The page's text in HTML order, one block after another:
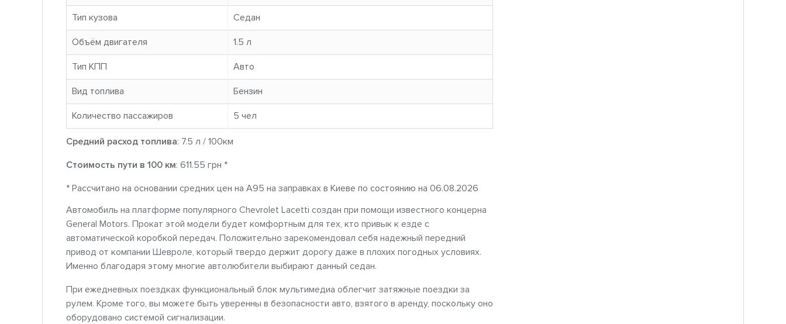
Тип кузова Седан
Объём двигателя 1.5 л
Тип КПП Авто
Вид топлива Бензин
Количество пассажиров 5 чел
Средний расход топлива: 7.5 л / 100км
Стоимость пути в 100 км: 611.55 грн *
* Рассчитано на основании средних цен на A95 на заправках в Киеве по состоянию на 06.08.2026
Автомобиль на платформе популярного Chevrolet Lacetti создан при помощи известного концерна
General Motors. Прокат этой модели будет комфортным для тех, кто привык к езде с
автоматической коробкой передач. Положительно зарекомендовал себя надежный передний
привод от компании Шевроле, который твердо держит дорогу даже в плохих погодных условиях.
Именно благодаря этому многие автолюбители выбирают данный седан.
При ежедневных поездках функциональный блок мультимедиа облегчит затяжные поездки за
рулем. Кроме того, вы можете быть уверенны в безопасности авто, взятого в аренду, поскольку оно
оборудовано системой сигнализации.